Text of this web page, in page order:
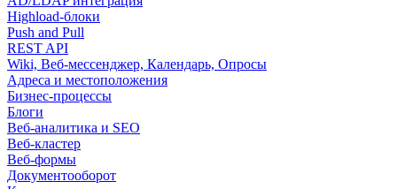
Highload-блоки
Push and Pull
REST API
Wiki, Веб-мессенджер, Календарь, Опросы
Адреса и местоположения
Бизнес-процессы
Блоги
Веб-аналитика и SEO
Веб-кластер
Веб-формы
Документооборот